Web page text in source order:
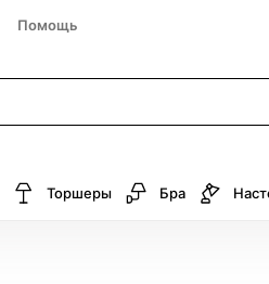
Помощь
Торшеры Бра